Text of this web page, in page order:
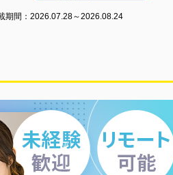
期間：2026.07.28～2026.08.24